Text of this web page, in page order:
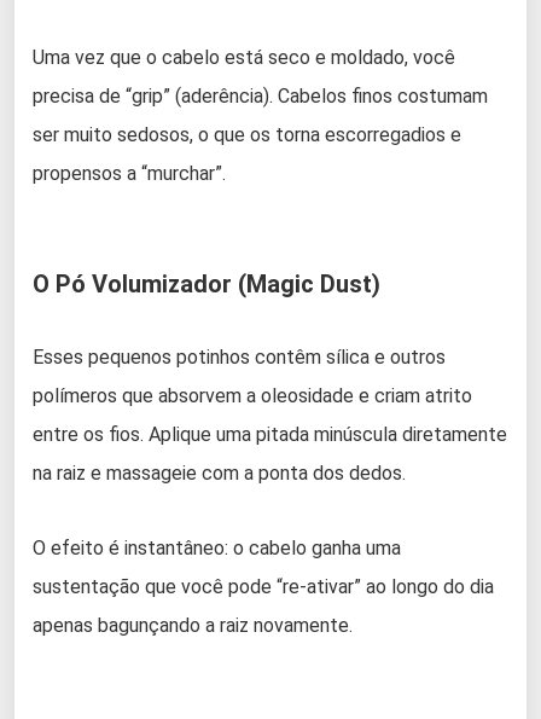
Uma vez que o cabelo está seco e moldado, você
precisa de “grip” (aderência). Cabelos finos costumam
ser muito sedosos, o que os torna escorregadios e
propensos a “murchar”.
O Pó Volumizador (Magic Dust)
Esses pequenos potinhos contêm sílica e outros
polímeros que absorvem a oleosidade e criam atrito
entre os fios. Aplique uma pitada minúscula diretamente
na raiz e massageie com a ponta dos dedos.
O efeito é instantâneo: o cabelo ganha uma
sustentação que você pode “re-ativar” ao longo do dia
apenas bagunçando a raiz novamente.